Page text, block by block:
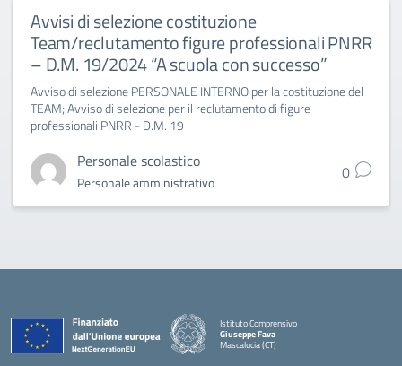
Avvisi di selezione costituzione
Team/reclutamento figure professionali PNRR
– D.M. 19/2024 “A scuola con successo”
Avviso di selezione PERSONALE INTERNO per la costituzione del
TEAM; Avviso di selezione per il reclutamento di figure
professionali PNRR - D.M. 19
Personale scolastico
Personale amministrativo 0
Istituto Comprensivo
Giuseppe Fava
Mascalucia (CT)